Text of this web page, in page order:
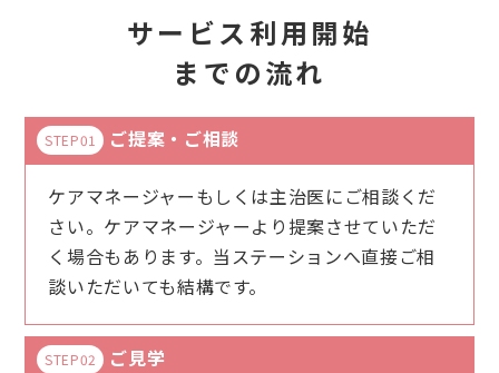
サービス利用開始
までの流れ
STEP01 ご提案・ご相談
ケアマネージャーもしくは主治医にご相談くだ
さい。ケアマネージャーより提案させていただ
く場合もあります。当ステーションへ直接ご相
談いただいても結構です。
STEP02 ご見学